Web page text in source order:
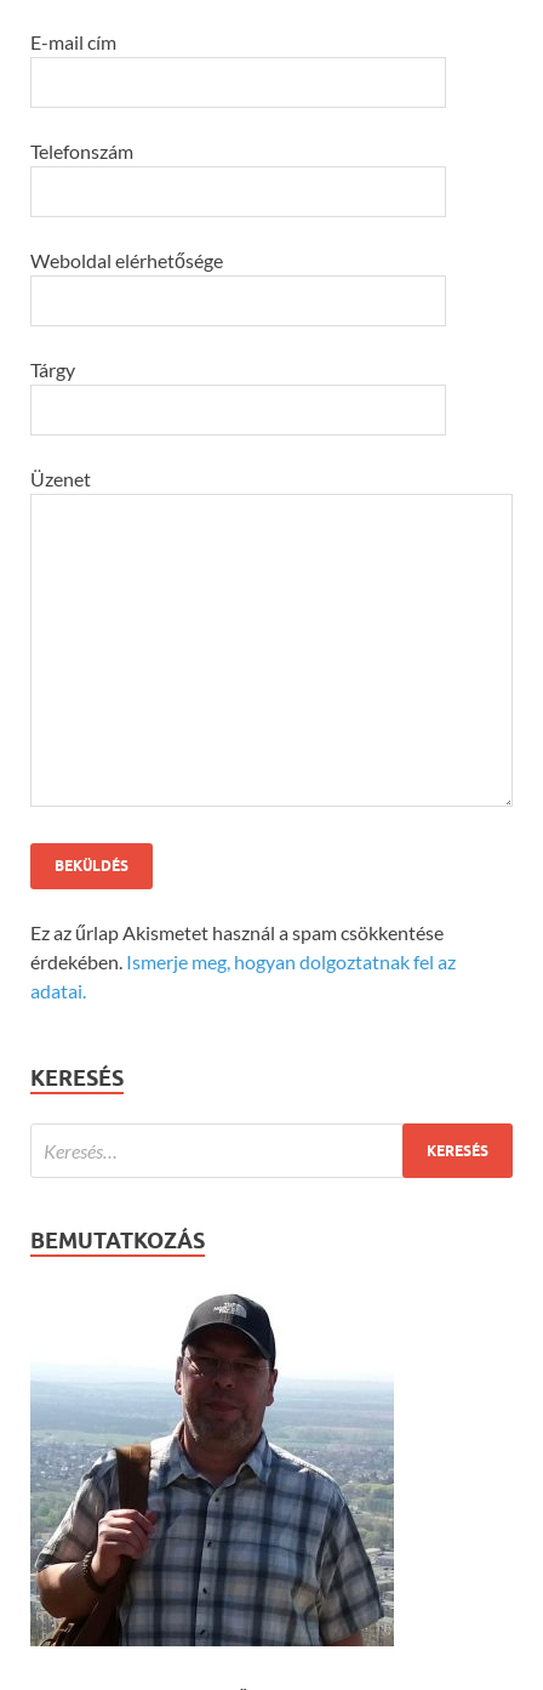
E-mail cím
Telefonszám
Weboldal elérhetősége
Tárgy
Üzenet
Ez az űrlap Akismetet használ a spam csökkentése
érdekében. Ismerje meg, hogyan dolgoztatnak fel az
adatai.
KERESÉS
BEMUTATKOZÁS